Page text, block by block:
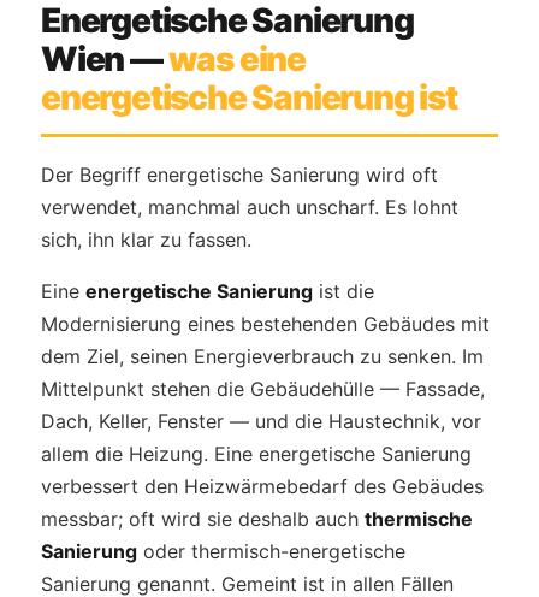
Energetische Sanierung
Wien —was eine
energetische Sanierung ist
Der Begriff energetische Sanierung wird oft
verwendet, manchmal auch unscharf. Es lohnt
sich, ihn klar zu fassen.
Eine energetische Sanierung ist die
Modernisierung eines bestehenden Gebäudes mit
dem Ziel, seinen Energieverbrauch zu senken. Im
Mittelpunkt stehen die Gebäudehülle — Fassade,
Dach, Keller, Fenster — und die Haustechnik, vor
allem die Heizung. Eine energetische Sanierung
verbessert den Heizwärmebedarf des Gebäudes
messbar; oft wird sie deshalb auch thermische
Sanierung oder thermisch-energetische
Sanierung genannt. Gemeint ist in allen Fällen